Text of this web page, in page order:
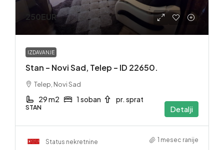
250EUR
IZDAVANJE
Stan – Novi Sad, Telep – ID 22650.
Telep, Novi Sad
29 m2 1 soban pr. sprat
STAN Detalji
Status nekretnine 1 mesec ranije